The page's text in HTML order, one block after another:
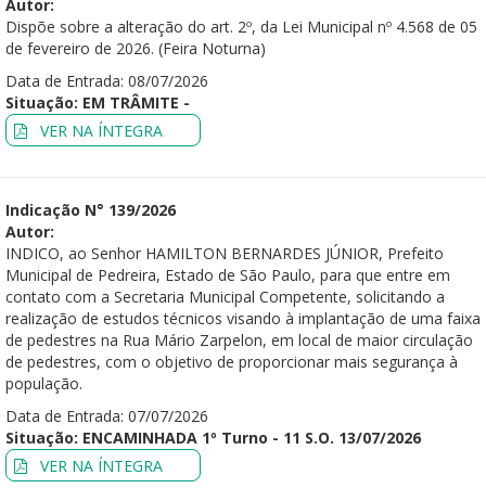
Autor:
Dispõe sobre a alteração do art. 2º, da Lei Municipal nº 4.568 de 05
de fevereiro de 2026. (Feira Noturna)
Data de Entrada: 08/07/2026
Situação: EM TRÂMITE -
VER NA ÍNTEGRA
Indicação N° 139/2026
Autor:
INDICO, ao Senhor HAMILTON BERNARDES JÚNIOR, Prefeito
Municipal de Pedreira, Estado de São Paulo, para que entre em
contato com a Secretaria Municipal Competente, solicitando a
realização de estudos técnicos visando à implantação de uma faixa
de pedestres na Rua Mário Zarpelon, em local de maior circulação
de pedestres, com o objetivo de proporcionar mais segurança à
população.
Data de Entrada: 07/07/2026
Situação: ENCAMINHADA 1º Turno - 11 S.O. 13/07/2026
VER NA ÍNTEGRA